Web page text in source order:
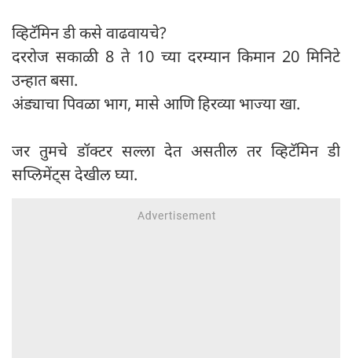
व्हिटॅमिन डी कसे वाढवायचे?
दररोज सकाळी 8 ते 10 च्या दरम्यान किमान 20 मिनिटे
उन्हात बसा.
अंड्याचा पिवळा भाग, मासे आणि हिरव्या भाज्या खा.
जर तुमचे डॉक्टर सल्ला देत असतील तर व्हिटॅमिन डी
सप्लिमेंट्स देखील घ्या.